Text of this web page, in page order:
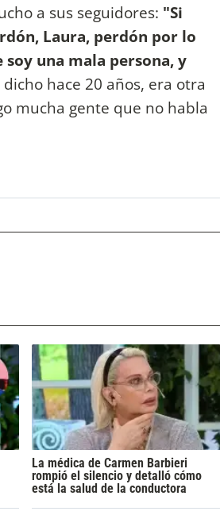
a sus seguidores: "Si
Laura, perdón por lo
una mala persona, y
hace 20 años, era otra
mucha gente que no habla
La médica de Carmen Barbieri
rompió el silencio y detalló cómo
está la salud de la conductora